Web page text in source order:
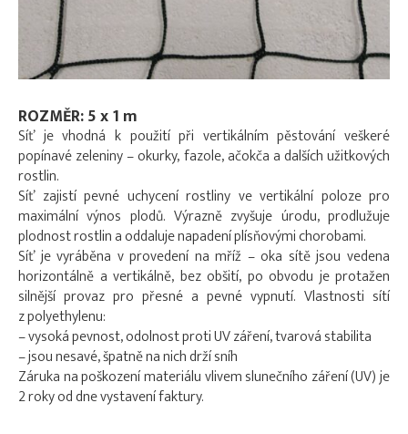
ROZMĚR: 5 x 1 m
Síť je vhodná k použití při vertikálním pěstování veškeré
popínavé zeleniny – okurky, fazole, ačokča a dalších užitkových
rostlin.
Síť zajistí pevné uchycení rostliny ve vertikální poloze pro
maximální výnos plodů. Výrazně zvyšuje úrodu, prodlužuje
plodnost rostlin a oddaluje napadení plísňovými chorobami.
Síť je vyráběna v provedení na mříž – oka sítě jsou vedena
horizontálně a vertikálně, bez obšití, po obvodu je protažen
silnější provaz pro přesné a pevné vypnutí. Vlastnosti sítí
z polyethylenu:
– vysoká pevnost, odolnost proti UV záření, tvarová stabilita
– jsou nesavé, špatně na nich drží sníh
Záruka na poškození materiálu vlivem slunečního záření (UV) je
2 roky od dne vystavení faktury.